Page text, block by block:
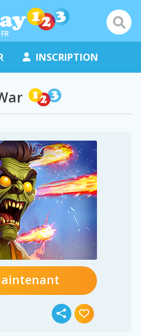
FR
INSCRIPTION